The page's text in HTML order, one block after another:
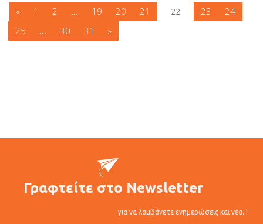
« 1 2 ... 19 20 21 22 23
24
25
... 30 31 »
Γραφτείτε στο Newsletter
για να λαμβάνετε ενημερώσεις και νέα..!